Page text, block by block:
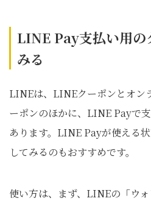
LINE Pay支払い用の
みる
LINEは、LINEクーポンとオン
ーポンのほかに、LINE Payで
あります。LINE Payが使える
してみるのもおすすめです。
使い方は、まず、LINEの「ウ